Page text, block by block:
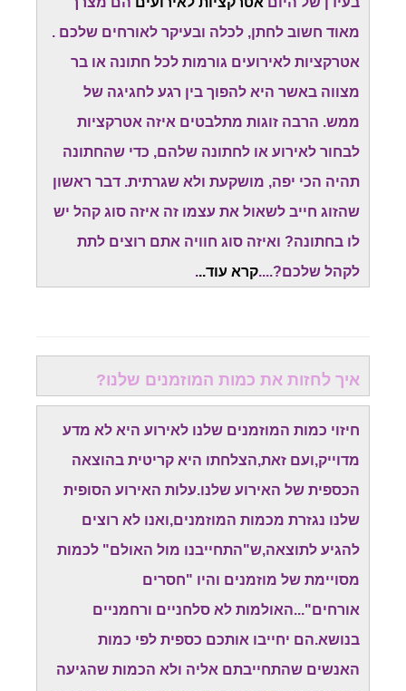
מאוד חשוב לחתן, לכלה ובעיקר לאורחים שלכם .
אטרקציות לאירועים גורמות לכל חתונה או בר
מצווה באשר היא להפוך בין רגע לחגיגה של
ממש. הרבה זוגות מתלבטים איזה אטרקציות
לבחור לאירוע או לחתונה שלהם, כדי שהחתונה
תהיה הכי יפה, מושקעת ולא שגרתית. דבר ראשון
שהזוג חייב לשאול את עצמו זה איזה סוג קהל יש
לו בחתונה? ואיזה סוג חוויה אתם רוצים לתת
לקהל שלכם?....קרא עוד...
איך לחזות את כמות המוזמנים שלנו?
חיזוי כמות המוזמנים שלנו לאירוע היא לא מדע
מדוייק,ועם זאת,הצלחתו היא קריטית בהוצאה
הכספית של האירוע שלנו.עלות האירוע הסופית
שלנו נגזרת מכמות המוזמנים,ואנו לא רוצים
להגיע לתוצאה,ש"התחייבנו מול האולם" לכמות
מסויימת של מוזמנים והיו "חסרים
אורחים"...האולמות לא סלחניים ורחמניים
בנושא.הם יחייבו אותכם כספית לפי כמות
האנשים שהתחייבתם אליה ולא הכמות שהגיעה